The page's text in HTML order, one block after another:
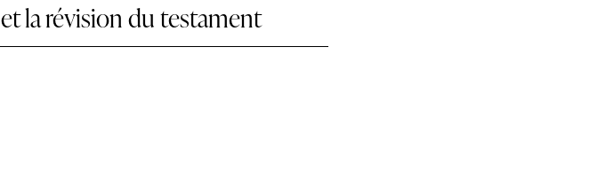
la révision du testament